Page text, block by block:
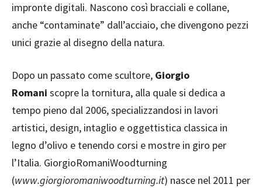
impronte digitali. Nascono così bracciali e collane,
anche “contaminate” dall’acciaio, che divengono pezzi
unici grazie al disegno della natura.
Dopo un passato come scultore, Giorgio
Romani scopre la tornitura, alla quale si dedica a
tempo pieno dal 2006, specializzandosi in lavori
artistici, design, intaglio e oggettistica classica in
legno d’olivo e tenendo corsi e mostre in giro per
l’Italia. GiorgioRomaniWoodturning
(www.giorgioromaniwoodturning.it) nasce nel 2011 per